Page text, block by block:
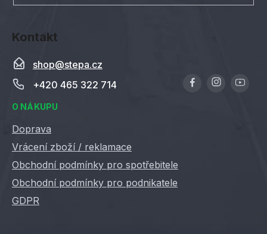
Kontakt
shop@stepa.cz
+420 465 322 714
O NÁKUPU
Doprava
Vrácení zboží / reklamace
Obchodní podmínky pro spotřebitele
Obchodní podmínky pro podnikatele
GDPR